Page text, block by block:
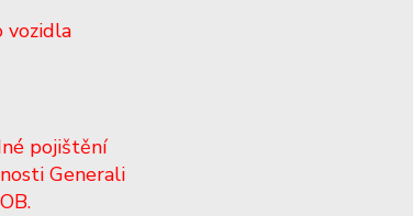
vozidla
pojištění
Generali